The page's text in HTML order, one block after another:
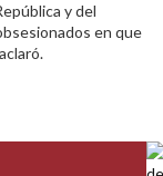
y del
en que